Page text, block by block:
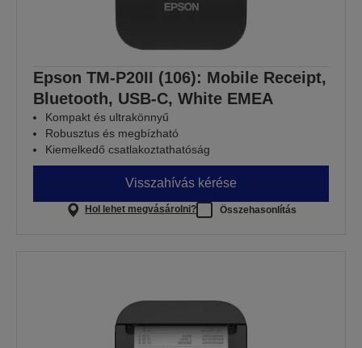
Epson TM-P20II (106): Mobile Receipt,
Bluetooth, USB-C, White EMEA
Kompakt és ultrakönnyű
Robusztus és megbízható
Kiemelkedő csatlakoztathatóság
Visszahívás kérése
Hol lehet megvásárolni? Összehasonlítás